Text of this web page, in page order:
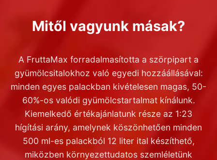
Mitől vagyunk másak?
A FruttaMax forradalmasította a szörpipart a
gyümölcsitalokhoz való egyedi hozzáállásával:
minden egyes palackban kivételesen magas, 50-
60%-os valódi gyümölcstartalmat kínálunk.
Kiemelkedő értékajánlatunk része az 1:23
hígítási arány, amelynek köszönhetően minden
500 ml-es palackból 12 liter ital készíthető,
miközben környezettudatos szemléletünk